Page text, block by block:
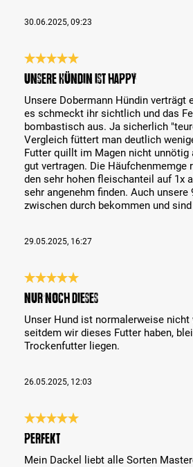
30.06.2025, 09:23
Bewertung mit 5 von 5 Sternen
Unsere Hündin ist happy
Unsere Dobermann Hündin verträgt
es schmeckt ihr sichtlich und das
bombastisch aus. Ja sicherlich
Vergleich füttert man deutlich
Futter quillt im Magen nicht unnötig
gut vertragen. Die Häufchenmemge
den sehr hohen fleischanteil auf 1x
sehr angenehm finden. Auch unsere
zwischen durch bekommen und
29.05.2025, 16:27
Bewertung mit 5 von 5 Sternen
Nur noch dieses
Unser Hund ist normalerweise nicht
seitdem wir dieses Futter haben,
Trockenfutter liegen.
26.05.2025, 12:03
Bewertung mit 5 von 5 Sternen
Perfekt
Mein Dackel liebt alle Sorten